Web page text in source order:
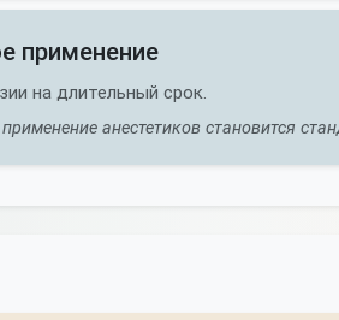
применение
на длительный срок.
анестетиков становится